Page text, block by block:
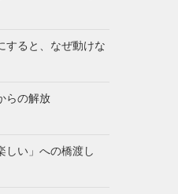
すると、なぜ動けな
らの解放
しい」への橋渡し